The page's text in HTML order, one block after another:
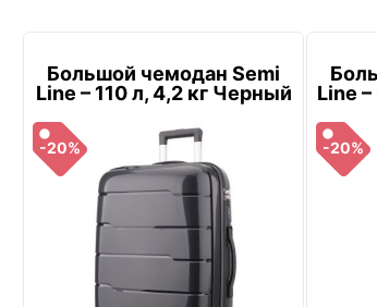
Большой чемодан Semi
Line – 110 л, 4,2 кг Черный
-20%
Line
-20%